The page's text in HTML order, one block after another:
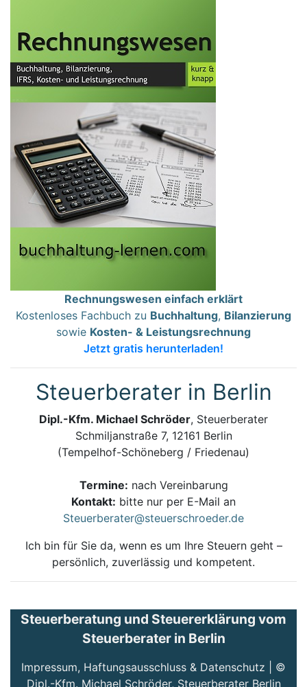
Rechnungswesen einfach erklärt
Kostenloses Fachbuch zu Buchhaltung, Bilanzierung
sowie Kosten- & Leistungsrechnung
Jetzt gratis herunterladen!
Steuerberater in Berlin
Dipl.-Kfm. Michael Schröder, Steuerberater
Schmiljanstraße 7, 12161 Berlin
(Tempelhof-Schöneberg / Friedenau)
Termine: nach Vereinbarung
Kontakt: bitte nur per E-Mail an
Steuerberater@steuerschroeder.de
Ich bin für Sie da, wenn es um Ihre Steuern geht –
persönlich, zuverlässig und kompetent.
Steuerberatung und Steuererklärung vom
Steuerberater in Berlin
Impressum, Haftungsausschluss & Datenschutz | ©
Dipl.-Kfm. Michael Schröder, Steuerberater Berlin